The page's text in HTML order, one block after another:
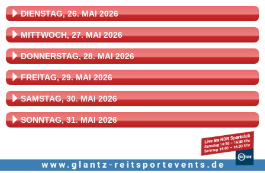
DIENSTAG, 26. MAI 2026
MITTWOCH, 27. MAI 2026
DONNERSTAG, 28. MAI 2026
FREITAG, 29. MAI 2026
SAMSTAG, 30. MAI 2026
SONNTAG, 31. MAI 2026